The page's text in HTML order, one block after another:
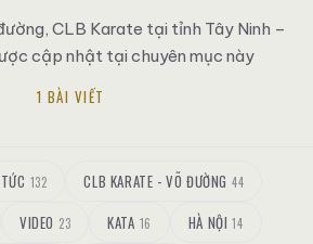
CLB Karate tại tỉnh Tây Ninh –
cập nhật tại chuyên mục này
1 BÀI VIẾT
132 CLB KARATE - VÕ ĐƯỜNG 44
VIDEO 23 KATA 16 HÀ NỘI 14